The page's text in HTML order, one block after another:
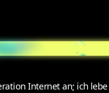
2014
2013
Internet an; ich